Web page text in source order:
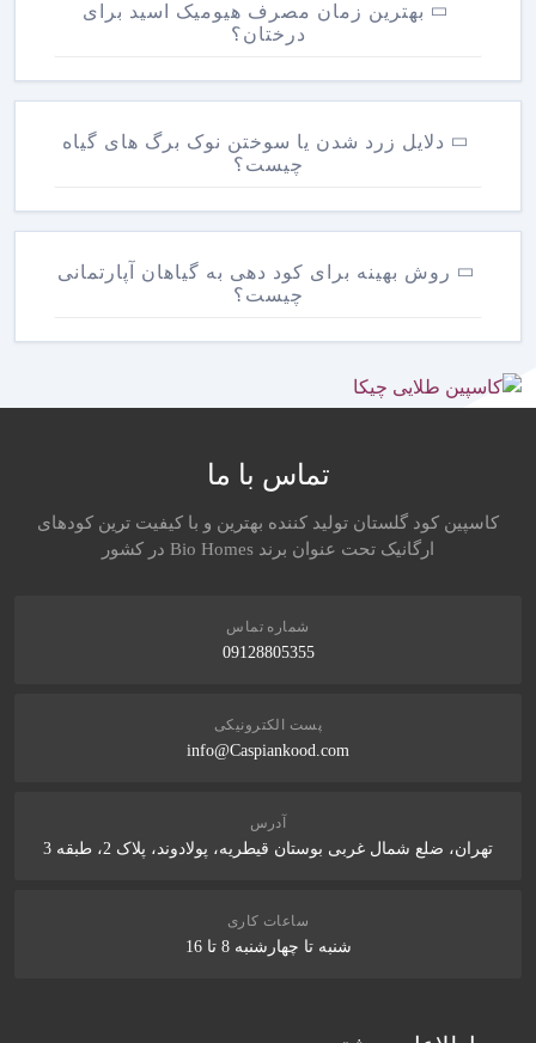
بهترین زمان مصرف هیومیک اسید برای
درختان؟
دلایل زرد شدن یا سوختن نوک برگ های گیاه
چیست؟
روش بهینه برای کود دهی به گیاهان آپارتمانی
چیست؟
تماس با ما
کاسپین کود گلستان تولید کننده بهترین و با کیفیت ترین کودهای
ارگانیک تحت عنوان برند Bio Homes در کشور
شماره تماس
09128805355
پست الکترونیکی
info@Caspiankood.com
آدرس
تهران، ضلع شمال غربی بوستان قیطریه، پولادوند، پلاک 2، طبقه 3
ساعات کاری
شنبه تا چهارشنبه 8 تا 16